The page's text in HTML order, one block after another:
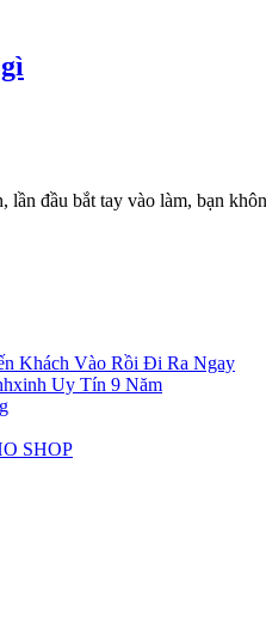
đầu bắt tay vào làm, bạn
Khách Vào Rồi Đi Ra Ngay
Uy Tín 9 Năm
SHOP